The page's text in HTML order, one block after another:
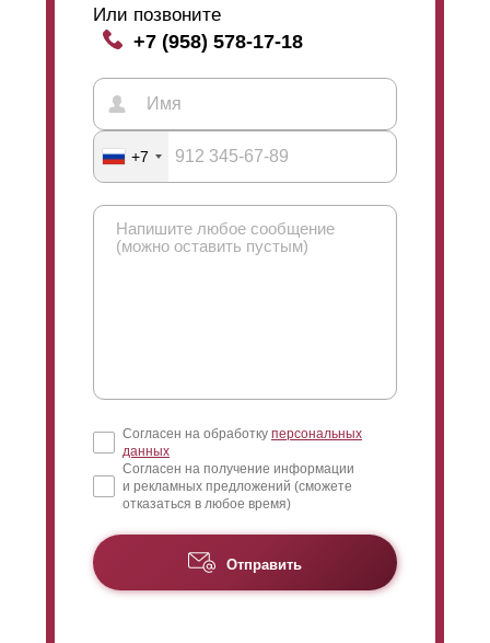
Или позвоните
+7 (958) 578-17-18
+7
Согласен на обработку персональных
данных
Согласен на получение информации
и рекламных предложений (сможете
отказаться в любое время)
Отправить